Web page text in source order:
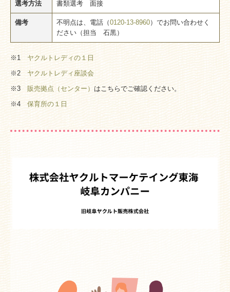
選考方法 書類選考 面接
備考 不明点は、電話（0120-13-8960）でお問い合わせく
ださい（担当 石黒）
※1 ヤクルトレディの１日
※2 ヤクルトレディ座談会
※3 販売拠点（センター） はこちらでご確認ください。
※4 保育所の１日